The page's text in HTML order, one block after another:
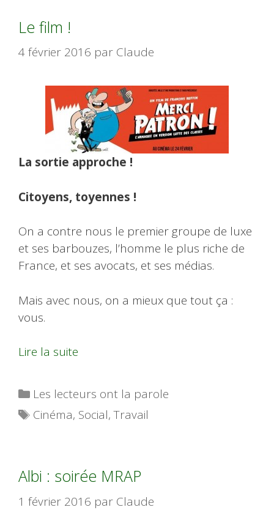
Le film !
4 février 2016 par Claude
La sortie approche !
Citoyens, toyennes !
On a contre nous le premier groupe de luxe
et ses barbouzes, l’homme le plus riche de
France, et ses avocats, et ses médias.
Mais avec nous, on a mieux que tout ça :
vous.
Lire la suite
Catégories
Les lecteurs ont la parole
Étiquettes
Cinéma, Social,Travail
Albi : soirée MRAP
1 février 2016 par Claude